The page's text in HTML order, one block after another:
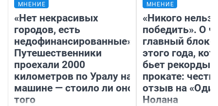
МНЕНИЕ
«Нет некрасивых
городов, есть
недофинансированные».
Путешественники
проехали 2000
километров по Уралу на
машине — стоило ли оно
того
МНЕНИЕ
«Никого нельзя
победить». О
главный
этого года,
бьет рекорды в
прокате:
отзыв на
Нолана